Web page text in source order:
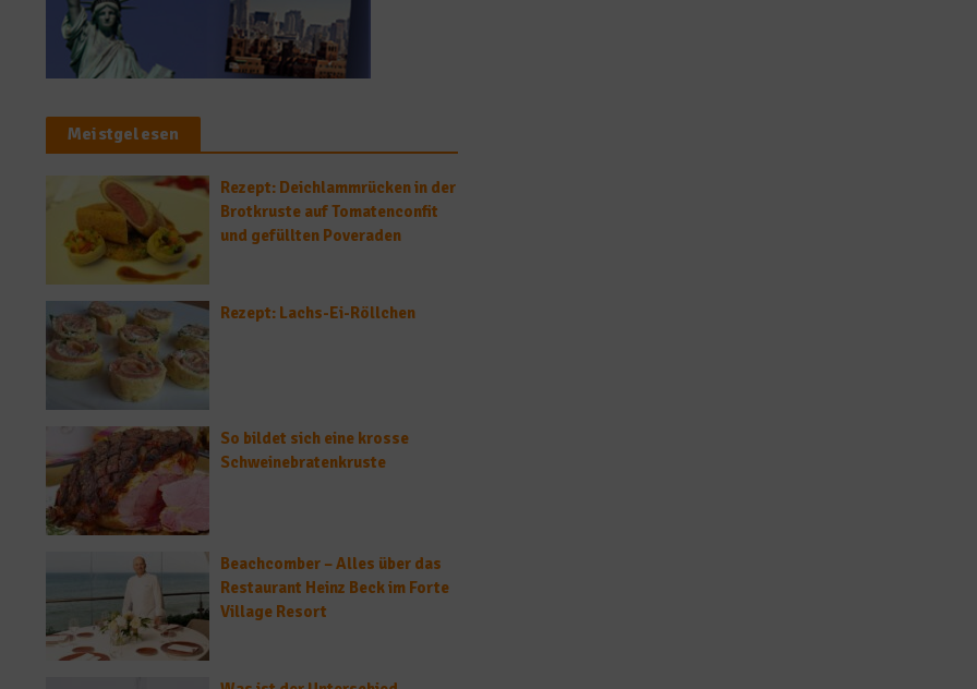
Meistgelesen
Rezept: Deichlammrücken in der
Brotkruste auf Tomatenconfit
und gefüllten Poveraden
Rezept: Lachs-Ei-Röllchen
So bildet sich eine krosse
Schweinebratenkruste
Beachcomber – Alles über das
Restaurant Heinz Beck im Forte
Village Resort